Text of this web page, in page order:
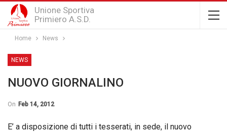
Unione Sportiva
Primiero A.S.D.
Home News
NEWS
NUOVO GIORNALINO
On Feb 14, 2012
E’ a disposizione di tutti i tesserati, in sede, il nuovo